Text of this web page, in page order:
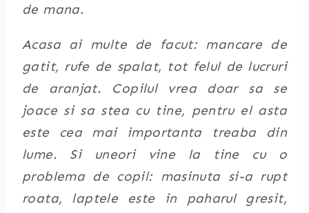
de mana.
Acasa ai multe de facut: mancare de
gatit, rufe de spalat, tot felul de lucruri
de aranjat. Copilul vrea doar sa se
joace si sa stea cu tine, pentru el asta
este cea mai importanta treaba din
lume. Si uneori vine la tine cu o
problema de copil: masinuta si-a rupt
roata, laptele este in paharul gresit,